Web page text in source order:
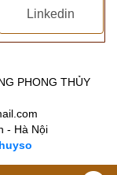
Linkedin
PHONG THỦY
- Hà Nội